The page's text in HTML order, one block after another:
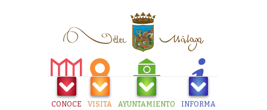
CONOCE VISITA AYUNTAMIENTO INFORMA